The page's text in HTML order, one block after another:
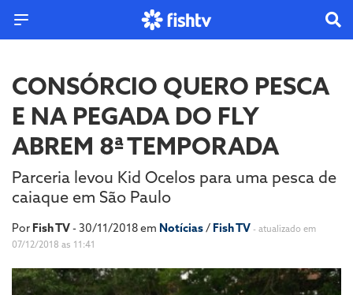
CONSÓRCIO QUERO PESCA
E NA PEGADA DO FLY
ABREM 8ª TEMPORADA
Parceria levou Kid Ocelos para uma pesca de
caiaque em São Paulo
Por Fish TV- 30/11/2018 em Notícias/ Fish TV - atualizado em
07/12/2018 as 11:41